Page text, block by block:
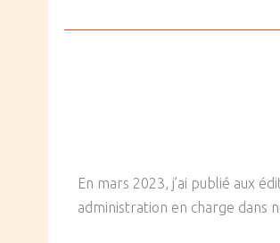
En mars 2023, j’ai publié aux
administration en charge dans